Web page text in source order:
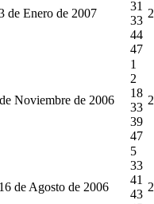
de Enero de 2007
31
33
44
47
2
Noviembre de 2006
1
2
18
33
39
47
2
de Agosto de 2006
5
33
41
43
2